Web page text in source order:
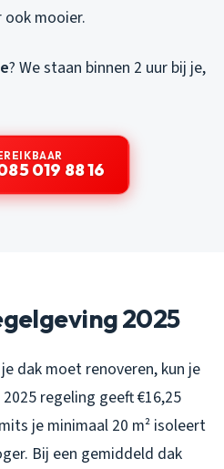
mooier.
? We staan binnen 2 uur bij je,
019 88 16
2025
dak moet renoveren, kun je
regeling geeft €16,25
je minimaal 20 m² isoleert
Bij een gemiddeld dak